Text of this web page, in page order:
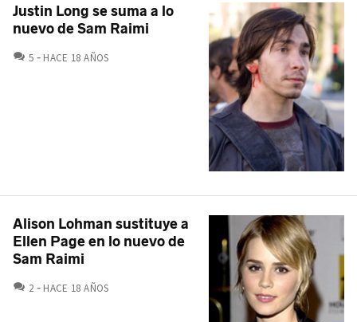
Justin Long se suma a lo
nuevo de Sam Raimi
5 COMENTARIOS
HACE 18 AÑOS
Alison Lohman sustituye a
Ellen Page en lo nuevo de
Sam Raimi
2 COMENTARIOS
HACE 18 AÑOS